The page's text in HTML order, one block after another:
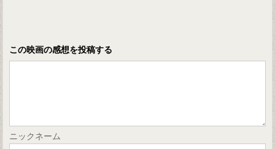
この映画の感想を投稿する
ニックネーム